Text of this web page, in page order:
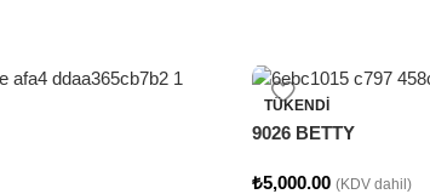
TÜKENDI
9026 BETTY
₺5,000.00 (KDV dahil)